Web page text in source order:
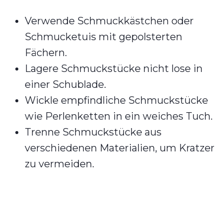
Verwende Schmuckkästchen oder
Schmucketuis mit gepolsterten
Fächern.
Lagere Schmuckstücke nicht lose in
einer Schublade.
Wickle empfindliche Schmuckstücke
wie Perlenketten in ein weiches Tuch.
Trenne Schmuckstücke aus
verschiedenen Materialien, um Kratzer
zu vermeiden.